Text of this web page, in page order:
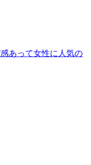
あって女性に人気の